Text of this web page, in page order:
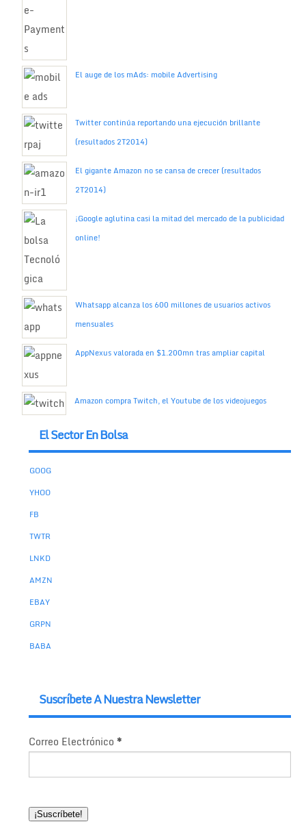
El auge de los mAds: mobile Advertising
Twitter continúa reportando una ejecución brillante
(resultados 2T2014)
El gigante Amazon no se cansa de crecer (resultados
2T2014)
¡Google aglutina casi la mitad del mercado de la publicidad
online!
Whatsapp alcanza los 600 millones de usuarios activos
mensuales
AppNexus valorada en $1.200mn tras ampliar capital
Amazon compra Twitch, el Youtube de los videojuegos
El Sector En Bolsa
GOOG
YHOO
FB
TWTR
LNKD
AMZN
EBAY
GRPN
BABA
Suscríbete A Nuestra Newsletter
Correo Electrónico *